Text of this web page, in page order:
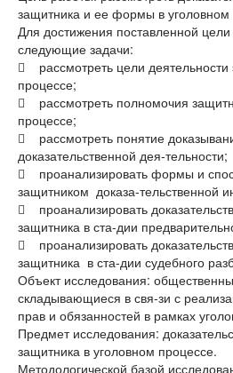
защитника и ее формы в уголовном
Для достижения поставленной
следующие задачи:
 рассмотреть цели деятельности
процессе;
 рассмотреть полномочия
процессе;
 рассмотреть понятие
доказательственной дея-тельности;
 проанализировать формы и
защитником доказа-тельственной
 проанализировать
защитника в ста-дии
 проанализировать
защитника в ста-дии судебного
Объект исследования:
складывающиеся в свя-зи с
прав и обязанностей в рамках
Предмет исследования:
защитника в уголовном процессе.
Методологической базой